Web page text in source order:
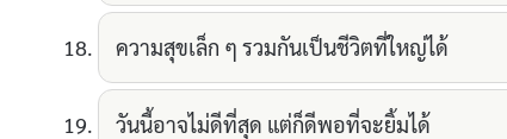
ความสุขเล็ก ๆ รวมกันเป็นชีวิตที่ใหญ่ได้
วันนี้อาจไม่ดีที่สุด แต่ก็ดีพอที่จะยิ้มได้